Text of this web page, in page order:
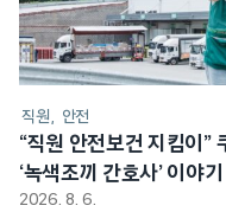
직원 안전
“직원 안전보건 지킴이”
‘녹색조끼 간호사’ 이야기
2026. 8. 6.